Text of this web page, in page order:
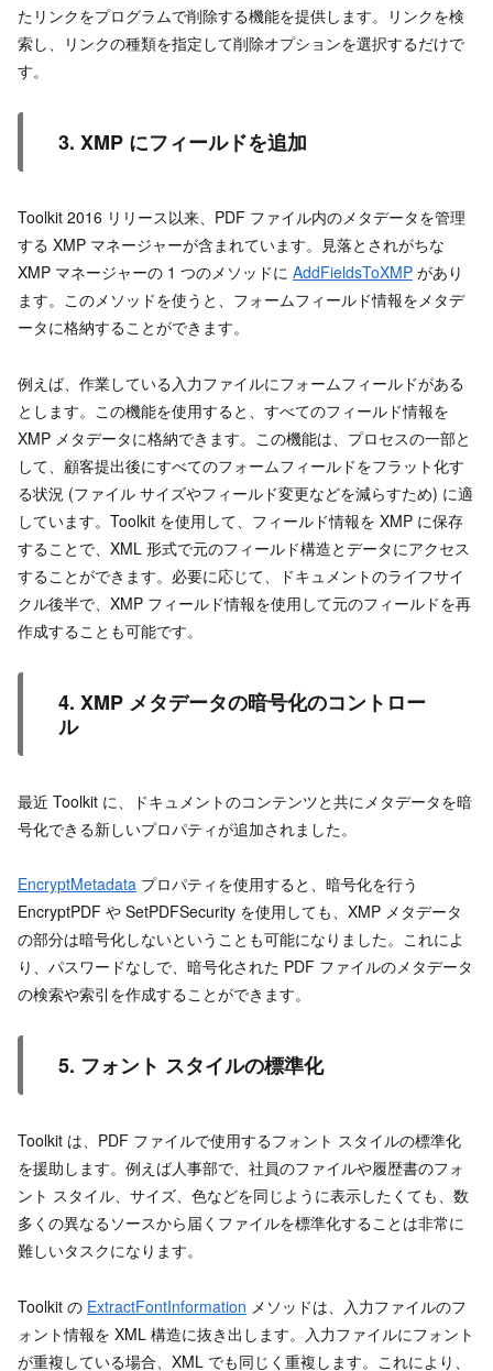
たリンクをプログラムで削除する機能を提供します。リンクを検
索し、リンクの種類を指定して削除オプションを選択するだけで
す。
3. XMP にフィールドを追加
Toolkit 2016 リリース以来、PDF ファイル内のメタデータを管理
する XMP マネージャーが含まれています。見落とされがちな
XMP マネージャーの 1 つのメソッドに AddFieldsToXMP があり
ます。このメソッドを使うと、フォームフィールド情報をメタデ
ータに格納することができます。
例えば、作業している入力ファイルにフォームフィールドがある
とします。この機能を使用すると、すべてのフィールド情報を
XMP メタデータに格納できます。この機能は、プロセスの一部と
して、顧客提出後にすべてのフォームフィールドをフラット化す
る状況 (ファイル サイズやフィールド変更などを減らすため) に適
しています。Toolkit を使用して、フィールド情報を XMP に保存
することで、XML 形式で元のフィールド構造とデータにアクセス
することができます。必要に応じて、ドキュメントのライフサイ
クル後半で、XMP フィールド情報を使用して元のフィールドを再
作成することも可能です。
4. XMP メタデータの暗号化のコントロー
ル
最近 Toolkit に、ドキュメントのコンテンツと共にメタデータを暗
号化できる新しいプロパティが追加されました。
EncryptMetadata プロパティを使用すると、暗号化を行う
EncryptPDF や SetPDFSecurity を使用しても、XMP メタデータ
の部分は暗号化しないということも可能になりました。これによ
り、パスワードなしで、暗号化された PDF ファイルのメタデータ
の検索や索引を作成することができます。
5. フォント スタイルの標準化
Toolkit は、PDF ファイルで使用するフォント スタイルの標準化
を援助します。例えば人事部で、社員のファイルや履歴書のフォ
ント スタイル、サイズ、色などを同じように表示したくても、数
多くの異なるソースから届くファイルを標準化することは非常に
難しいタスクになります。
Toolkit の ExtractFontInformation メソッドは、入力ファイルのフ
ォント情報を XML 構造に抜き出します。入力ファイルにフォント
が重複している場合、XML でも同じく重複します。これにより、